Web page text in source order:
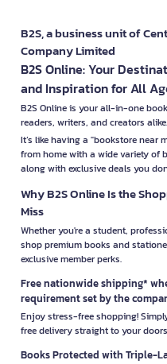
B2S, a business unit of
Company Limited
B2S Online: Your
and Inspiration for All
B2S Online is your all-in-one
readers, writers, and creators alike.
It’s like having a "bookstore
from home with a wide variety of
along with exclusive deals you
Why B2S Online Is the
Miss
Whether you're a student,
shop premium books and
exclusive member perks.
Free nationwide shipping*
requirement set by the
Enjoy stress-free shopping!
free delivery straight to your
Books Protected with Triple-